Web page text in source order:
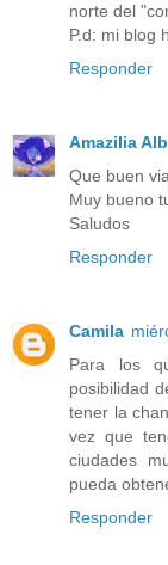
norte del
P.d: mi blog
Responder
Amazilia
Que buen
Muy bueno
Saludos
Responder
Camila
Para los
posibilidad
tener la
vez que
ciudades
pueda
Responder